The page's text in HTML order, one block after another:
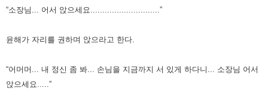
“소장님... 어서 앉으세요.............................”
윤해가 자리를 권하며 앉으라고 한다.
“어머머... 내 정신 좀 봐... 손님을 지금까지 서 있게 하다니... 소장님 어서
앉으세요.....”